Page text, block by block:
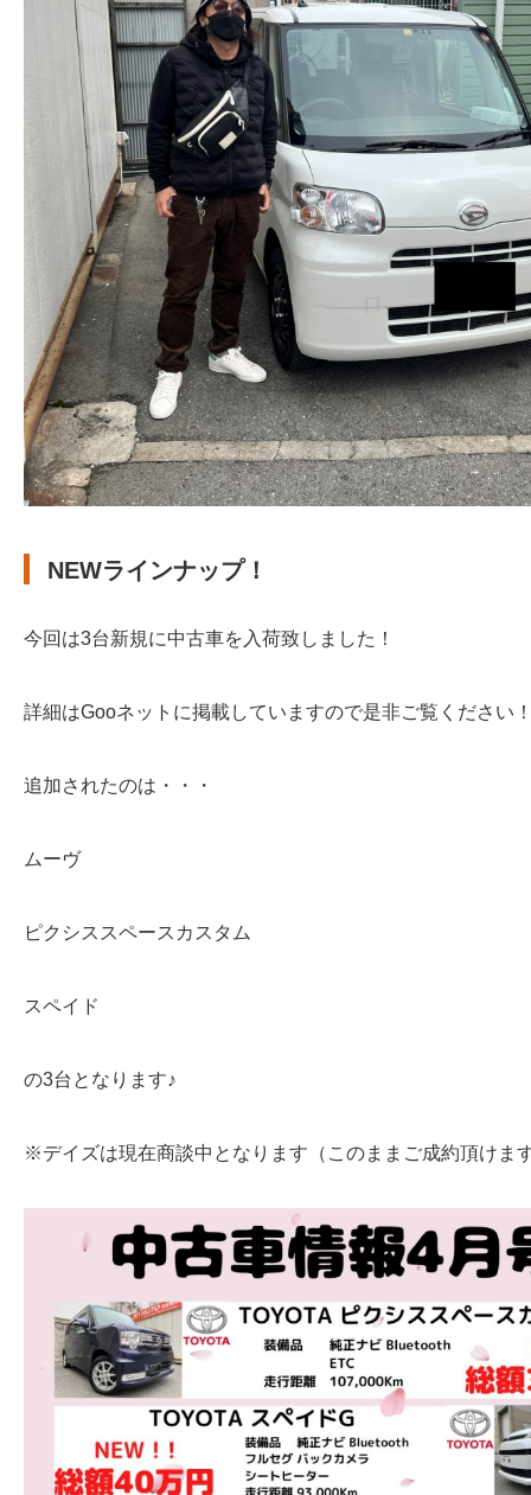
NEWラインナップ！
今回は3台新規に中古車を入荷致しました！
詳細はGooネットに掲載していますので是非ご覧ください
追加されたのは・・・
ムーヴ
ピクシススペースカスタム
スペイド
の3台となります♪
※デイズは現在商談中となります（このままご成約頂けま